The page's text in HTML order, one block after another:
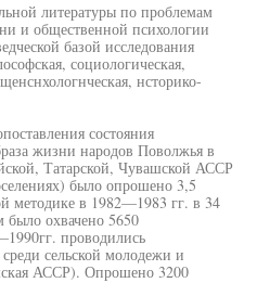
литературы по проблемам
и общественной психологии
базой исследования
социологическая,
нсторико-
состояния
жизни народов Поволжья в
Татарской, Чувашской АССР
было опрошено 3,5
методике в 1982—1983 гг. в 34
было охвачено 5650
проводились
сельской молодежи и
АССР). Опрошено 3200